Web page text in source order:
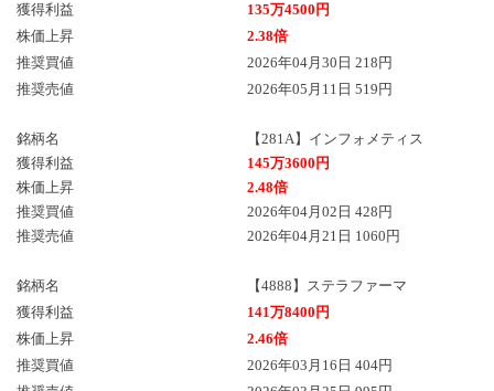
獲得利益
135万4500円
株価上昇
2.38倍
推奨買値
2026年04月30日 218円
推奨売値
2026年05月11日 519円
銘柄名
【281A】インフォメティス
獲得利益
145万3600円
株価上昇
2.48倍
推奨買値
2026年04月02日 428円
推奨売値
2026年04月21日 1060円
銘柄名
【4888】ステラファーマ
獲得利益
141万8400円
株価上昇
2.46倍
推奨買値
2026年03月16日 404円